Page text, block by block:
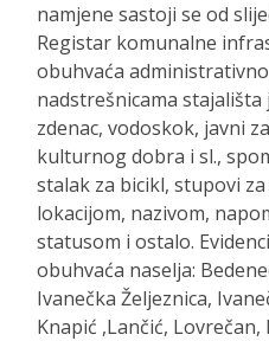
namjene sastoji se od
Registar komunalne
obuhvaća
nadstrešnicama
zdenac, vodoskok, javni
kulturnog dobra i sl.,
stalak za bicikl, stupovi
lokacijom, nazivom,
statusom i ostalo.
obuhvaća naselja:
Ivanečka Željeznica,
Knapić ,Lančić,